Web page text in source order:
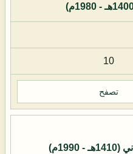
10
تصفح